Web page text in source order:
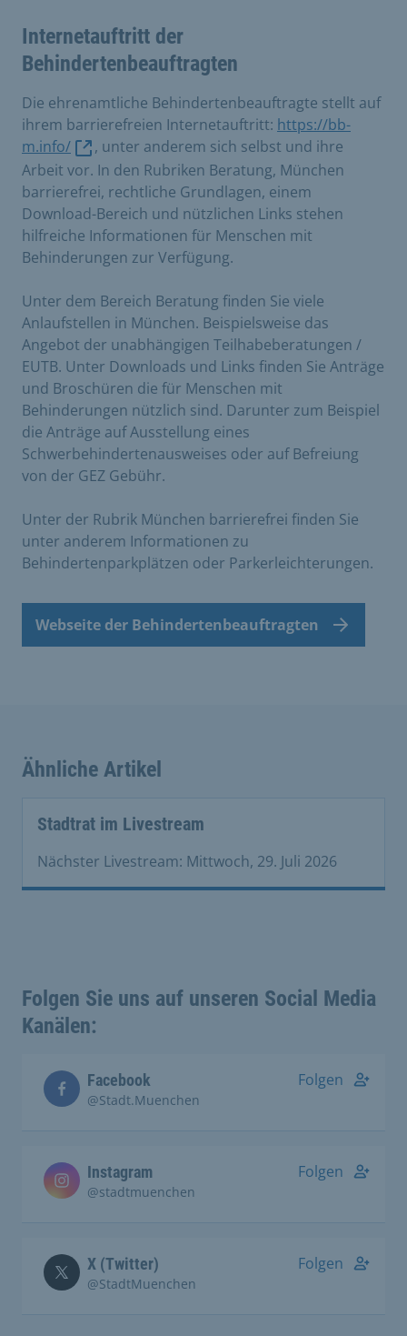
Internetauftritt der
Behindertenbeauftragten
Die ehrenamtliche Behindertenbeauftragte stellt auf
ihrem barrierefreien Internetauftritt: https://bb-
m.info/
, unter anderem sich selbst und ihre
Arbeit vor. In den Rubriken Beratung, München
barrierefrei, rechtliche Grundlagen, einem
Download-Bereich und nützlichen Links stehen
hilfreiche Informationen für Menschen mit
Behinderungen zur Verfügung.
Unter dem Bereich Beratung finden Sie viele
Anlaufstellen in München. Beispielsweise das
Angebot der unabhängigen Teilhabeberatungen /
EUTB. Unter Downloads und Links finden Sie Anträge
und Broschüren die für Menschen mit
Behinderungen nützlich sind. Darunter zum Beispiel
die Anträge auf Ausstellung eines
Schwerbehindertenausweises oder auf Befreiung
von der GEZ Gebühr.
Unter der Rubrik München barrierefrei finden Sie
unter anderem Informationen zu
Behindertenparkplätzen oder Parkerleichterungen.
Webseite der Behindertenbeauftragten
Ähnliche Artikel
Stadtrat im Livestream
Nächster Livestream: Mittwoch, 29. Juli 2026
Folgen Sie uns auf unseren Social Media
Kanälen:
Facebook
@Stadt.Muenchen
Folgen
Instagram
@stadtmuenchen
Folgen
X (Twitter)
@StadtMuenchen
Folgen